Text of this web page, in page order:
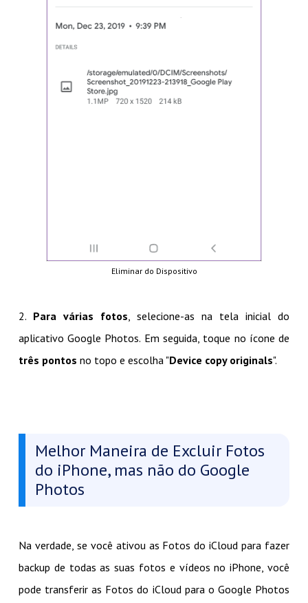
Eliminar do Dispositivo
2. Para várias fotos , selecione-as na tela inicial do
aplicativo Google Photos. Em seguida, toque no ícone de
três pontos no topo e escolha "Device copy originals".
Melhor Maneira de Excluir Fotos
do iPhone, mas não do Google
Photos
Na verdade, se você ativou as Fotos do iCloud para fazer
backup de todas as suas fotos e vídeos no iPhone, você
pode transferir as Fotos do iCloud para o Google Photos